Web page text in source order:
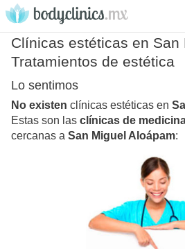
Clínicas estéticas en San
Tratamientos de estética
Lo sentimos
No existen clínicas estéticas en
Estas son las clínicas de
cercanas a San Miguel Aloápam: